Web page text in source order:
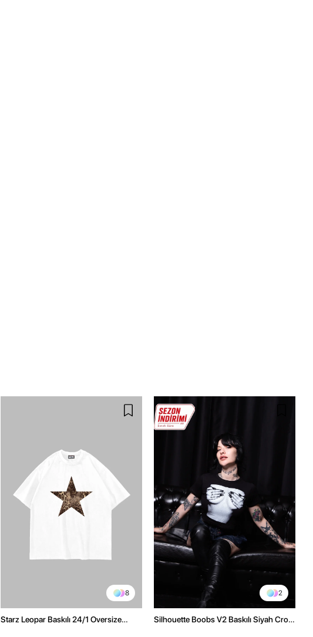
8
Starz Leopar Baskılı 24/1 Oversize
2
Silhouette Boobs V2 Baskılı Siyah Crop